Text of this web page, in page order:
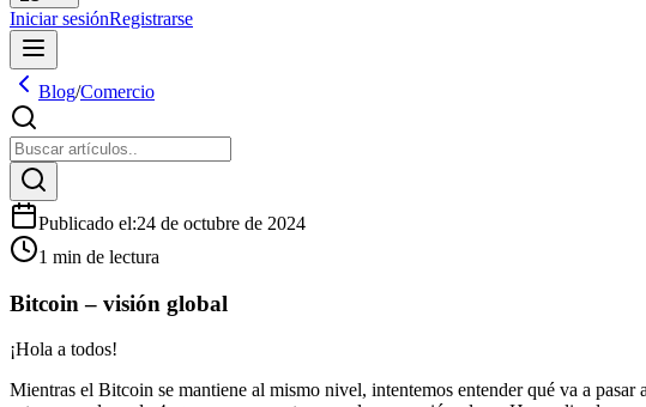
Iniciar sesiónRegistrarse
Blog/Comercio
Publicado el:24 de octubre de 2024
1 min de lectura
Bitcoin – visión global
¡Hola a todos!
Mientras el Bitcoin se mantiene al mismo nivel, intentemos entender qué va a